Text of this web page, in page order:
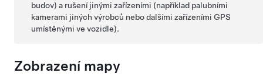
budov) a rušení jinými zařízeními (například palubními
kamerami jiných výrobců nebo dalšími zařízeními GPS
umístěnými ve vozidle).
Zobrazení mapy